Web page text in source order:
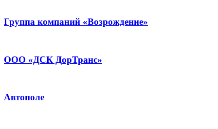
Группа компаний «Возрождение»
ООО «ДСК ДорТранс»
Автополе